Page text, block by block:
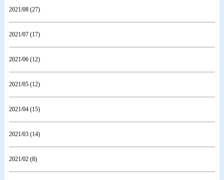
2021/08 (27)
2021/07 (17)
2021/06 (12)
2021/05 (12)
2021/04 (15)
2021/03 (14)
2021/02 (8)